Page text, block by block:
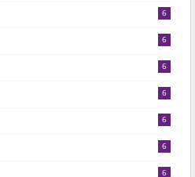
6
6
6
6
6
6
6